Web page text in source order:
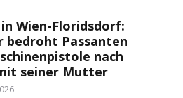
Wien-Floridsdorf:
bedroht Passanten
nach
seiner Mutter